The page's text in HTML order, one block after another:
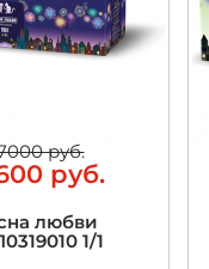
руб.
руб.
любви
1/1